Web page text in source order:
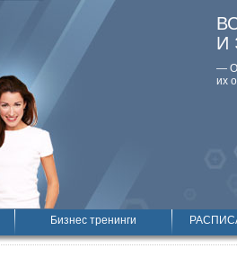
И
—
их
Бизнес тренинги